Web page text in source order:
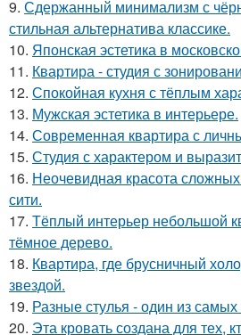
9. Сдержанный минимализм с
стильная альтернатива классике.
10. Японская эстетика в
11. Квартира - студия с
12. Спокойная кухня с тёплым
13. Мужская эстетика в интерьере.
14. Современная квартира с
15. Студия с характером и
16. Неочевидная красота
сити.
17. Тёплый интерьер небольшой
тёмное дерево.
18. Квартира, где брусничный
звездой.
19. Разные стулья - один из
20. Эта кровать создана для тех,